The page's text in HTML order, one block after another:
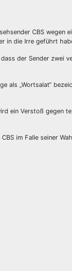
CBS wegen
in die Irre geführt
der Sender zwei
als „Wortsalat“
ein Verstoß gegen
im Falle seiner